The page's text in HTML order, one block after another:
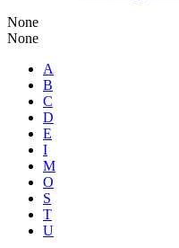
None
None
A
B
C
D
E
I
M
O
S
T
U